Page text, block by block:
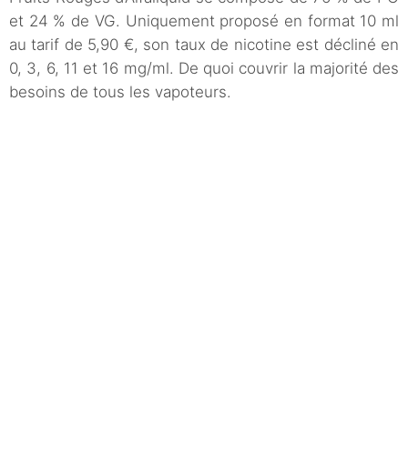
et 24 % de VG. Uniquement proposé en format 10 ml
au tarif de 5,90 €, son taux de nicotine est décliné en
0, 3, 6, 11 et 16 mg/ml. De quoi couvrir la majorité des
besoins de tous les vapoteurs.